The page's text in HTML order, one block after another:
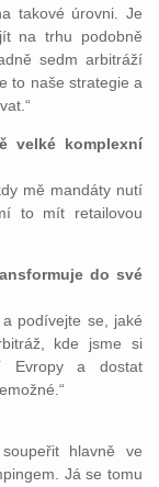
takové úrovni. Je
na trhu podobně
sedm arbitráží
to naše strategie a
velké komplexní
mě mandáty nutí
to mít retailovou
do své
podívejte se, jaké
kde jsme si
Evropy a dostat
hlavně ve
Já se tomu